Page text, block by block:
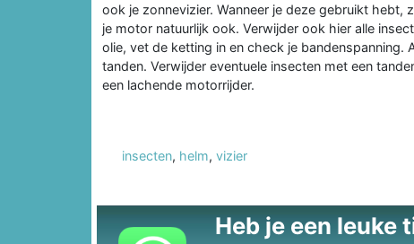
ook je zonnevizier. Wanneer je deze gebruikt
je motor natuurlijk ook. Verwijder ook hier alle
olie, vet de ketting in en check je bandenspanning.
tanden. Verwijder eventuele insecten met een
een lachende motorrijder.
insecten, helm, vizier
Heb je een leuke